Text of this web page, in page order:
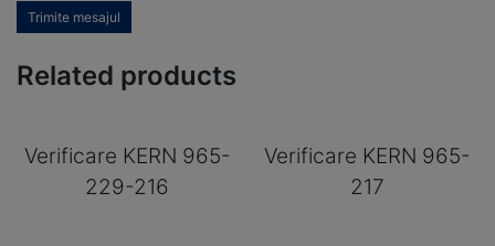
Trimite mesajul
Related products
Verificare KERN 965-
229-216
Verificare KERN 965-
217